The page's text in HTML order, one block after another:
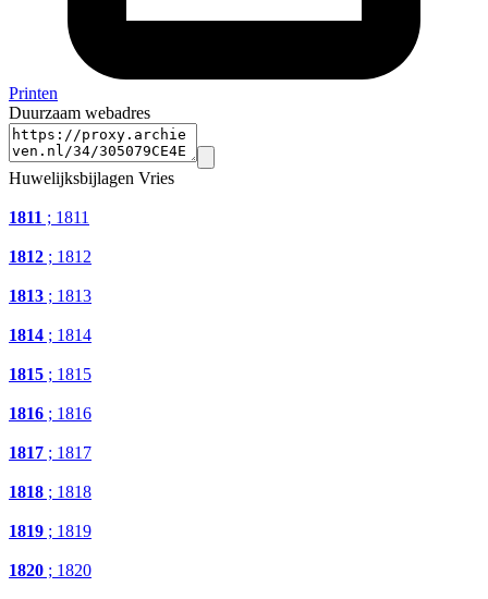
Printen
Duurzaam webadres
Huwelijksbijlagen Vries
1811 ; 1811
1812 ; 1812
1813 ; 1813
1814 ; 1814
1815 ; 1815
1816 ; 1816
1817 ; 1817
1818 ; 1818
1819 ; 1819
1820 ; 1820